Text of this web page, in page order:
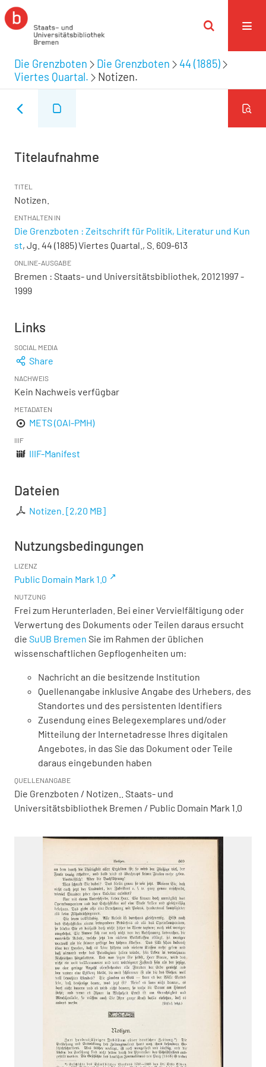
Die Grenzboten Die Grenzboten
44 (1885)
Viertes Quartal.
Notizen.
Titelaufnahme
TITEL
Notizen.
ENTHALTEN IN
Die Grenzboten : Zeitschrift für Politik, Literatur und Kun
st, Jg. 44 (1885) Viertes Quartal., S. 609-613
ONLINE-AUSGABE
Bremen : Staats- und Universitätsbibliothek, 20121997 -
1999
Links
SOCIAL MEDIA
Share
NACHWEIS
Kein Nachweis verfügbar
METADATEN
METS (OAI-PMH)
IIIF
IIIF-Manifest
Dateien
Notizen. [2,20 MB]
Nutzungsbedingungen
LIZENZ
Public Domain Mark 1.0
NUTZUNG
Frei zum Herunterladen. Bei einer Vervielfältigung oder
Verwertung des Dokuments oder Teilen daraus ersucht
die SuUB Bremen Sie im Rahmen der üblichen
wissenschaftlichen Gepflogenheiten um:
Nachricht an die besitzende Institution
Quellenangabe inklusive Angabe des Urhebers, des
Standortes und des persistenten Identifiers
Zusendung eines Belegexemplares und/oder
Mitteilung der Internetadresse Ihres digitalen
Angebotes, in das Sie das Dokument oder Teile
daraus eingebunden haben
QUELLENANGABE
Die Grenzboten / Notizen.. Staats- und
Universitätsbibliothek Bremen / Public Domain Mark 1.0